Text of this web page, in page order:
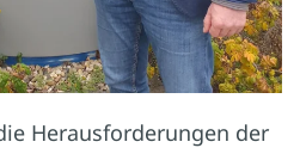
Herausforderungen der